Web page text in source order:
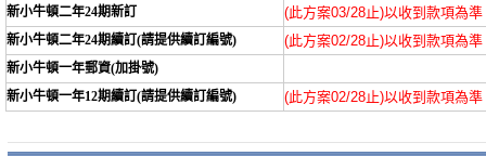
新小牛頓二年24期新訂 (此方案03/28止)以收到款項為準
新小牛頓二年24期續訂(請提供續訂編號) (此方案02/28止)以收到款項為準
新小牛頓一年郵資(加掛號)
新小牛頓一年12期續訂(請提供續訂編號)
(此方案02/28止)以收到款項為準